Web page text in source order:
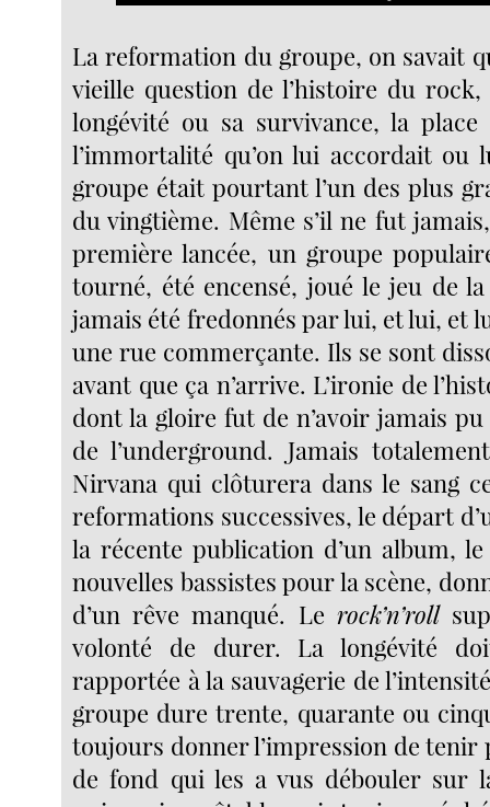
La reformation du groupe, on savait
vieille question de l’histoire du rock,
longévité ou sa survivance, la place
l’immortalité qu’on lui accordait ou
groupe était pourtant l’un des plus
du vingtième. Même s’il ne fut
première lancée, un groupe
tourné, été encensé, joué le jeu de
jamais été fredonnés par lui, et lui, et
une rue commerçante. Ils se sont
avant que ça n’arrive. L’ironie de
dont la gloire fut de n’avoir jamais
de l’underground. Jamais
Nirvana qui clôturera dans le sang
reformations successives, le départ
la récente publication d’un album,
nouvelles bassistes pour la scène,
d’un rêve manqué. Le rock’n’roll
volonté de durer. La longévité
rapportée à la sauvagerie de
groupe dure trente, quarante ou
toujours donner l’impression de tenir
de fond qui les a vus débouler sur